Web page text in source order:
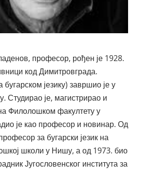
професор, рођен је 1928.
код Димитровграда.
бугарском језику) завршио је у
Студирао је, магистрирао и
Филолошком факултету у
је као професор и новинар. Од
за бугарски језик на
школи у Нишу, а од 1973. био
Југословенског института за